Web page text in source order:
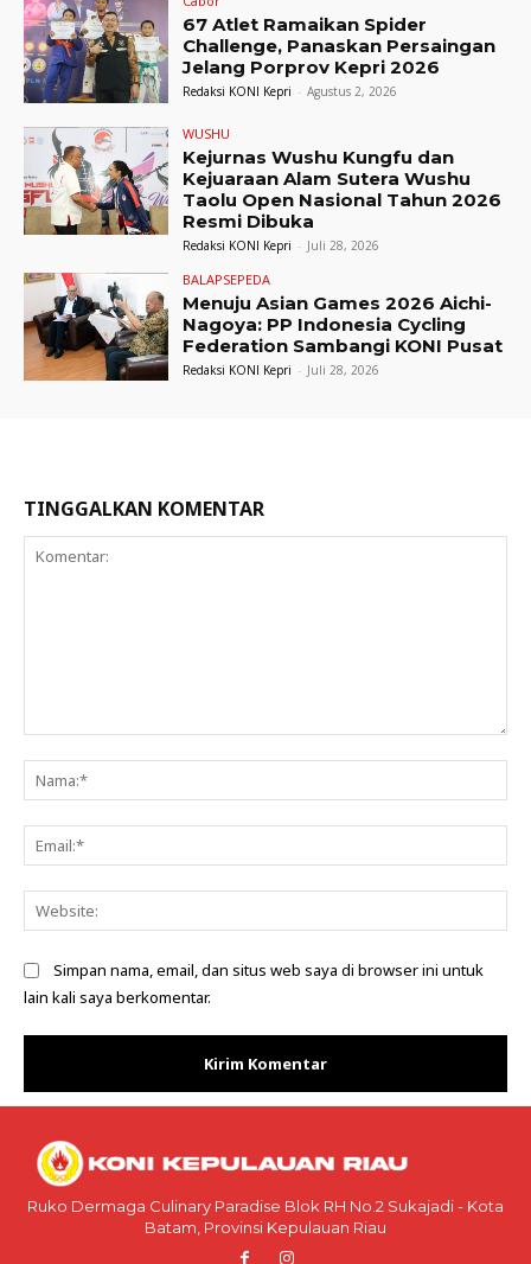
67 Atlet Ramaikan Spider
Challenge, Panaskan Persaingan
Jelang Porprov Kepri 2026
Redaksi KONI Kepri - Agustus 2, 2026
WUSHU
Kejurnas Wushu Kungfu dan
Kejuaraan Alam Sutera Wushu
Taolu Open Nasional Tahun 2026
Resmi Dibuka
Redaksi KONI Kepri - Juli 28, 2026
BALAPSEPEDA
Menuju Asian Games 2026 Aichi-
Nagoya: PP Indonesia Cycling
Federation Sambangi KONI Pusat
Redaksi KONI Kepri - Juli 28, 2026
TINGGALKAN KOMENTAR
Simpan nama, email, dan situs web saya di browser ini untuk
lain kali saya berkomentar.
Ruko Dermaga Culinary Paradise Blok RH No.2 Sukajadi - Kota
Batam, Provinsi Kepulauan Riau